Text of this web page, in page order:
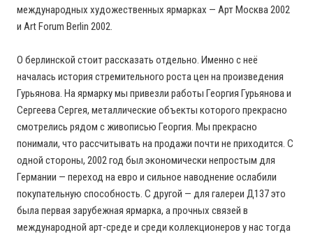
международных художественных ярмарках — Арт Москва 2002
и Art Forum Berlin 2002.
О берлинской стоит рассказать отдельно. Именно с неё
началась история стремительного роста цен на произведения
Гурьянова. На ярмарку мы привезли работы Георгия Гурьянова и
Сергеева Сергея, металлические объекты которого прекрасно
смотрелись рядом с живописью Георгия. Мы прекрасно
понимали, что рассчитывать на продажи почти не приходится. С
одной стороны, 2002 год был экономически непростым для
Германии — переход на евро и сильное наводнение ослабили
покупательную способность. С другой — для галереи Д137 это
была первая зарубежная ярмарка, а прочных связей в
международной арт-среде и среди коллекционеров у нас тогда